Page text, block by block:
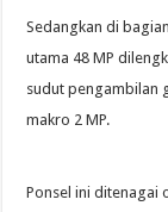
Sedangkan di
utama 48 MP
sudut pengambilan
makro 2 MP.
Ponsel ini ditenagai